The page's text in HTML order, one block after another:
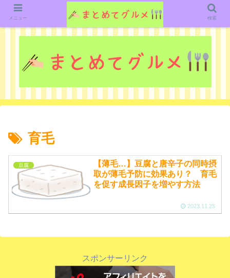
グルメ関連のいろいろなニューススレッドを紹介していきます。（鋭意作成中で
す）
育毛
豆腐
【薄毛…】豆腐と唐辛子の同時摂
取が薄毛予防に効果あり？ 育毛
を促す成長因子を増やす方法
2023.11.25
スポンサーリンク
メニュー 検索